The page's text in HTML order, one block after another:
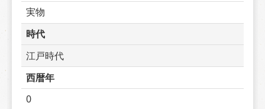
実物
時代
江戸時代
西暦年
0